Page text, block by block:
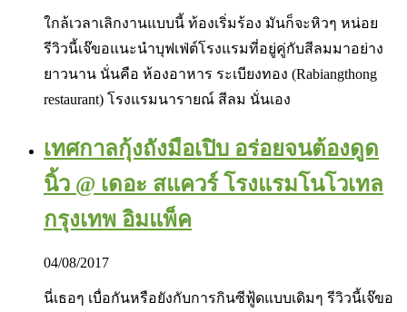
ใกล้เวลาเลิกงานแบบนี้ ท้องเริ่มร้อง มันก็จะหิวๆ หน่อย
รีวิวนี้เจ๊ขอแนะนำบุฟเฟ่ต์โรงแรมที่อยู่คู่กับสีลมมาอย่าง
ยาวนาน นั่นคือ ห้องอาหาร ระเบียงทอง (Rabiangthong
restaurant) โรงแรมนารายณ์ สีลม นั่นเอง
เทศกาลกุ้งถังมือเปิบ อร่อยจนต้องดูด
นิ้ว @ เดอะ สแควร์ โรงแรมโนโวเทล
กรุงเทพ อิมแพ็ค
04/08/2017
นี่เธอๆ เบื่อกันหรือยังกับการกินซีฟู้ดแบบเดิมๆ รีวิวนี้เจ๊ขอ